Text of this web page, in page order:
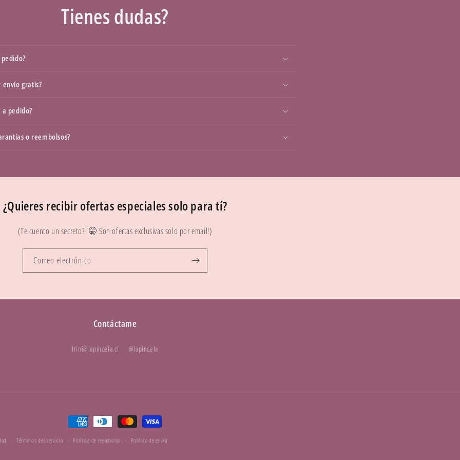
Tienes dudas?
envío gratis?
pedido?
o reembolsos?
¿Quieres recibir ofertas especiales solo para tí?
(Te cuento un secreto?: 🤫 Son ofertas exclusivas solo por email!)
Correo electrónico
Contáctame
trini@lapincela.cl @lapincela
Formas
de
Términos del servicio Política de reembolso Política de envío